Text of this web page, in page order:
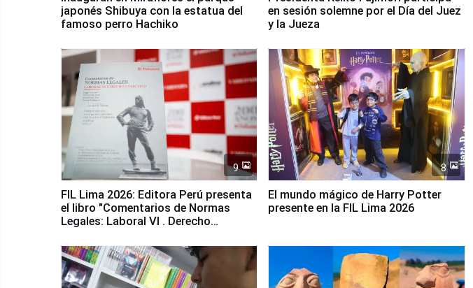
japonés Shibuya con la estatua del
famoso perro Hachiko
en sesión solemne por el Día del Juez
y la Jueza
9
FIL Lima 2026: Editora Perú presenta
el libro "Comentarios de Normas
Legales: Laboral Vl . Derecho
8
El mundo mágico de Harry Potter
presente en la FIL Lima 2026